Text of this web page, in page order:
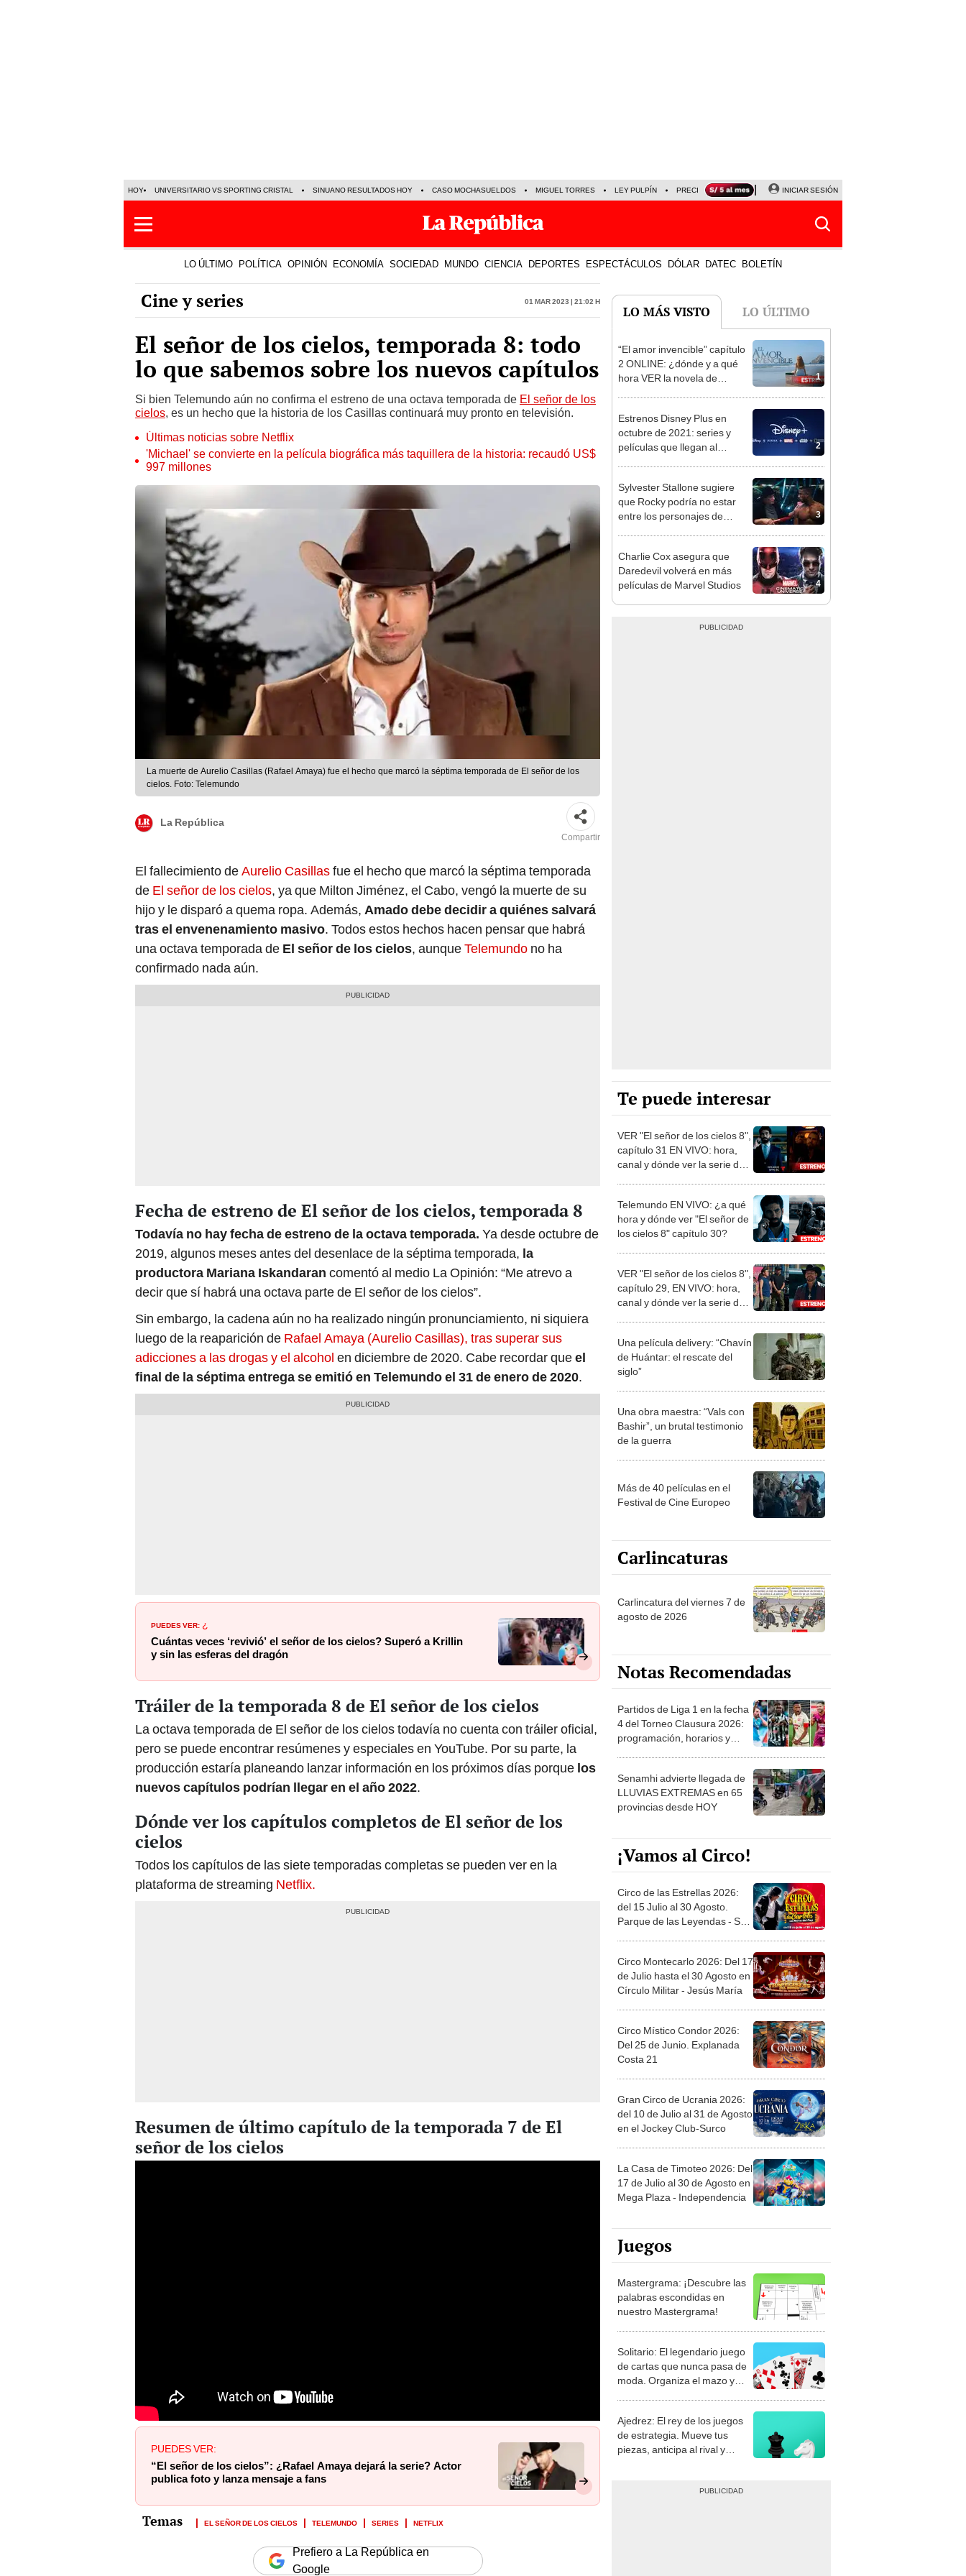
HOY UNIVERSITARIO VS SPORTING CRISTAL SINUANO RESULTADOS HOY CASO MOCHASUELDOS MIGUEL TORRES LEY PULPÍN PRECIO DEL DÓLAR CORTE DE LUZ VIERNES 7 DE AGOSTO
INICIAR SESIÓN
LO ÚLTIMO POLÍTICA OPINIÓN ECONOMÍA SOCIEDAD MUNDO CIENCIA DEPORTES ESPECTÁCULOS DÓLAR DATEC BOLETÍN
Cine y series 01 Mar 2023 | 21:02 h
El señor de los cielos, temporada 8: todo
lo que sabemos sobre los nuevos capítulos
Si bien Telemundo aún no confirma el estreno de una octava temporada de El señor de los
cielos, es un hecho que la historia de los Casillas continuará muy pronto en televisión.
Últimas noticias sobre Netflix
'Michael' se convierte en la película biográfica más taquillera de la historia: recaudó US$
997 millones
La muerte de Aurelio Casillas (Rafael Amaya) fue el hecho que marcó la séptima temporada de El señor de los
cielos. Foto: Telemundo
La República
Compartir
El fallecimiento deAurelio Casillasfue el hecho que marcó la séptima temporada
de El señor de los cielos, ya que Milton Jiménez, el Cabo, vengó la muerte de su
hijo y le disparó a quema ropa. Además, Amado debe decidir a quiénes salvará
tras el envenenamiento masivo. Todos estos hechos hacen pensar que habrá
una octava temporada de El señor de los cielos, aunqueTelemundo no ha
confirmado nada aún.
Fecha de estreno de El señor de los cielos, temporada 8
Todavía no hay fecha de estreno de la octava temporada. Ya desde octubre de
2019, algunos meses antes del desenlace de la séptima temporada, la
productora Mariana Iskandaran comentó al medio La Opinión: “Me atrevo a
decir que sí habrá una octava parte de El señor de los cielos”.
Sin embargo, la cadena aún no ha realizado ningún pronunciamiento, ni siquiera
luego de la reaparición de Rafael Amaya (Aurelio Casillas), tras superar sus
adicciones a las drogas y el alcohol en diciembre de 2020. Cabe recordar queel
final de la séptima entrega se emitió en Telemundo el 31 de enero de 2020.
PUEDES VER: ¿
Cuántas veces ‘revivió’ el señor de los cielos? Superó a Krillin
y sin las esferas del dragón
Tráiler de la temporada 8 de El señor de los cielos
La octava temporada de El señor de los cielos todavía no cuenta con tráiler oficial,
pero se puede encontrar resúmenes y especiales en YouTube. Por su parte, la
producción estaría planeando lanzar información en los próximos días porque los
nuevos capítulos podrían llegar en el año 2022.
Dónde ver los capítulos completos de El señor de los
cielos
Todos los capítulos de las siete temporadas completas se pueden ver en la
plataforma de streaming Netflix.
Resumen de último capítulo de la temporada 7 de El
señor de los cielos
PUEDES VER:
“El señor de los cielos”: ¿Rafael Amaya dejará la serie? Actor
publica foto y lanza mensaje a fans
EL SEÑOR DE LOS CIELOS TELEMUNDO SERIES NETFLIX
Prefiero a La República en
Google
LO MÁS VISTO LO ÚLTIMO
1
“El amor invencible” capítulo
2 ONLINE: ¿dónde y a qué
hora VER la novela de
2
Estrenos Disney Plus en
octubre de 2021: series y
películas que llegan al
3
Sylvester Stallone sugiere
que Rocky podría no estar
entre los personajes de
4
Charlie Cox asegura que
Daredevil volverá en más
películas de Marvel Studios
Te puede interesar
VER "El señor de los cielos 8",
capítulo 31 EN VIVO: hora,
canal y dónde ver la serie de
Telemundo EN VIVO: ¿a qué
hora y dónde ver "El señor de
los cielos 8" capítulo 30?
VER "El señor de los cielos 8",
capítulo 29, EN VIVO: hora,
canal y dónde ver la serie de
Una película delivery: “Chavín
de Huántar: el rescate del
siglo”
Una obra maestra: “Vals con
Bashir”, un brutal testimonio
de la guerra
Más de 40 películas en el
Festival de Cine Europeo
Carlincaturas
Carlincatura del viernes 7 de
agosto de 2026
Notas Recomendadas
Partidos de Liga 1 en la fecha
4 del Torneo Clausura 2026:
programación, horarios y
Senamhi advierte llegada de
LLUVIAS EXTREMAS en 65
provincias desde HOY
¡Vamos al Circo!
Circo de las Estrellas 2026:
del 15 Julio al 30 Agosto.
Parque de las Leyendas - San
Circo Montecarlo 2026: Del 17
de Julio hasta el 30 Agosto en
Círculo Militar - Jesús María
Circo Místico Condor 2026:
Del 25 de Junio. Explanada
Costa 21
Gran Circo de Ucrania 2026:
del 10 de Julio al 31 de Agosto
en el Jockey Club-Surco
La Casa de Timoteo 2026: Del
17 de Julio al 30 de Agosto en
Mega Plaza - Independencia
Juegos
Mastergrama: ¡Descubre las
palabras escondidas en
nuestro Mastergrama!
Solitario: El legendario juego
de cartas que nunca pasa de
moda. Organiza el mazo y
Ajedrez: El rey de los juegos
de estrategia. Mueve tus
piezas, anticipa al rival y